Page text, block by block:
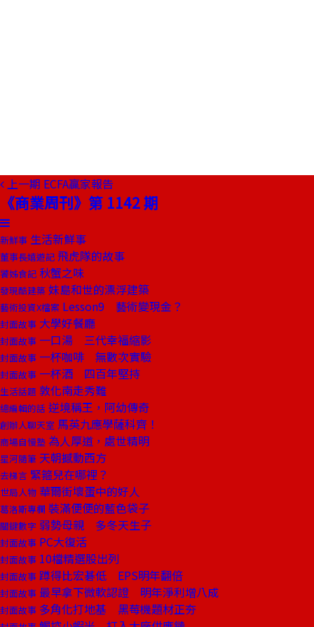
上一期 ECFA贏家報告
《商業周刊》第 1142 期
新鮮事 生活新鮮事
董事長嬉遊記 飛虎隊的故事
饕姊食記 秋蟹之味
發現酷建築 妹島和世的漂浮建築
藝術投資X檔案 Lesson9 藝術變現金？
封面故事 大學好餐廳
封面故事 一口湯 三代幸福縮影
封面故事 一杯咖啡 無數次實驗
封面故事 一杯酒 四百年堅持
生活話題 敦化南走秀難
總編輯的話 逆境稱王，阿幼傳奇
創辦人聊天室 馬英九應學薩科齊！
商場自慢塾 為人厚道，處世精明
星河隨筆 天朝撼動西方
去梯言 緊箍兒在哪裡？
世局人物 華爾街壞蛋中的好人
葛洛斯專欄 裝滿便便的藍色袋子
關鍵數字 弱勢母親 多冬天生子
封面故事 PC大復活
封面故事 10檔精選股出列
封面故事 蹲得比宏碁低 EPS明年翻倍
封面故事 最早拿下微軟認證 明年淨利增八成
封面故事 多角化打地基 黑莓機題材正夯